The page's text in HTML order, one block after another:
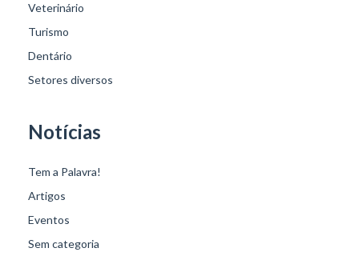
Veterinário
Turismo
Dentário
Setores diversos
Notícias
Tem a Palavra!
Artigos
Eventos
Sem categoria